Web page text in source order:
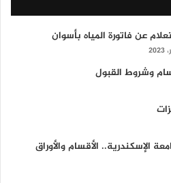
عن فاتورة المياه بأسوان
وشروط القبول
الإسكندرية.. الأقسام والأوراق